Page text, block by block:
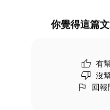
你覺得這篇
有
沒
回報